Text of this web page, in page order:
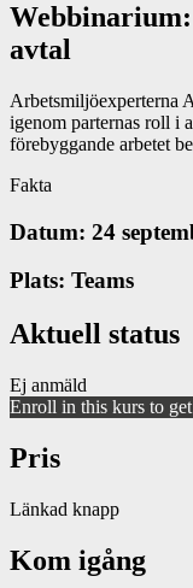
avtal
Arbetsmiljöexperterna
igenom parternas roll i
förebyggande arbetet
Fakta
Datum: 24
Plats: Teams
Aktuell status
Ej anmäld
Enroll in this kurs to get
Pris
Länkad knapp
Kom igång